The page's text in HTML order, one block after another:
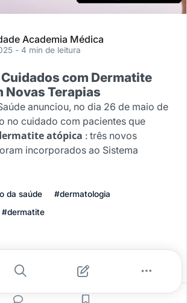
Academia Médica
- 4 min de leitura
com Dermatite
Novas Terapias
anunciou, no dia 26 de maio de
no cuidado com pacientes que
atópica : três novos
incorporados ao Sistema
da saúde
#dermatologia
#dermatite